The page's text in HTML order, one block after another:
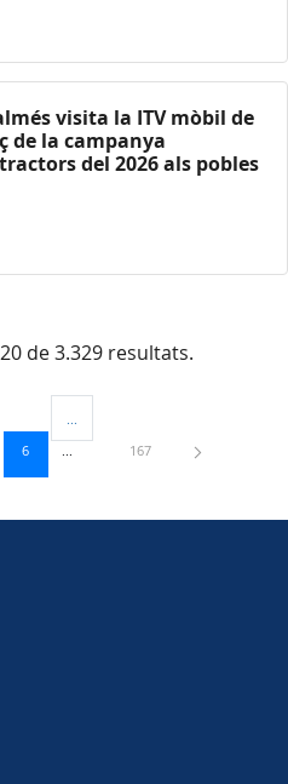
visita la ITV mòbil de
de la campanya
del 2026 als pobles
de 3.329 resultats.
Utilitzeu TAB per navegar.
Pàgina
6
Pàgines intermèdies Utilitzeu TAB
Pàgina
167